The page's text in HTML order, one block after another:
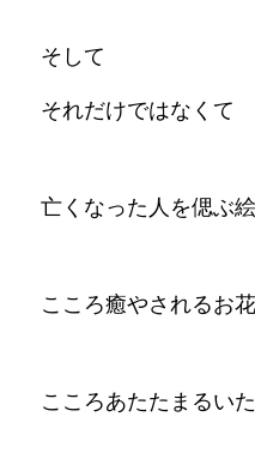
そして
それだけではなくて
亡くなった人を偲ぶ
こころ癒やされるお
こころあたたまるい